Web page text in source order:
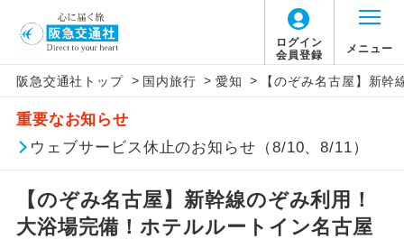
ログイン
会員登録
メニュー
阪急交通社トップ > 国内旅行 > 愛知 > 【のぞみ名古屋】新
重要なお知らせ
ウェブサービス休止のお知らせ（8/10、8/11）
【のぞみ名古屋】新幹線のぞみ利用！
大浴場完備！ホテルルートイン名古屋
アイコン 説明
添乗員同行
往路出発空港（駅）から復路到着空港
（駅）まで同行します。
現地添乗員同
行
現地到着空港（駅）から最終日出発空港
（駅）まで添乗員が同行します。